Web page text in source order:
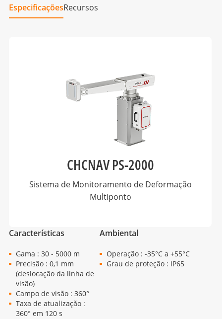
EspecificaçõesRecursos
CHCNAV PS-2000
Sistema de Monitoramento de Deformação
Multiponto
Características
Gama : 30 - 5000 m
Precisão : 0,1 mm
(deslocação da linha de
visão)
Campo de visão : 360°
Taxa de atualização :
360° em 120 s
Ambiental
Operação : -35°C a +55°C
Grau de proteção : IP65